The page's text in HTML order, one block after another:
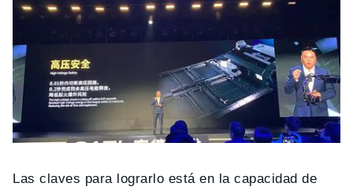
Las claves para lograrlo está en la capacidad de